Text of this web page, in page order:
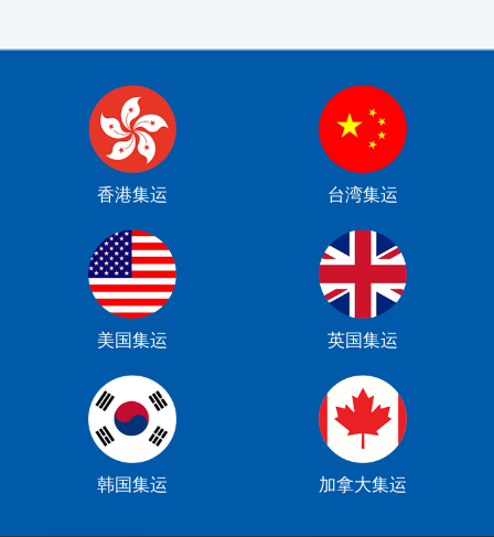
香港集运 台湾集运
美国集运 英国集运
韩国集运 加拿大集运